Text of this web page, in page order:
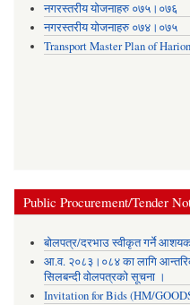
नगरस्तरीय योजनाहरु ०७५।०७६
नगरस्तरीय योजनाहरु ०७४।०७५
Transport Master Plan of
Public Procurement/Tender
बोलपत्र/दरभाउ स्वीकृत गर्ने
आ.व. २०८३।०८४ का लागि
सिलबन्दी वोलपत्रको सूचना ।
Invitation for Bids (HM/